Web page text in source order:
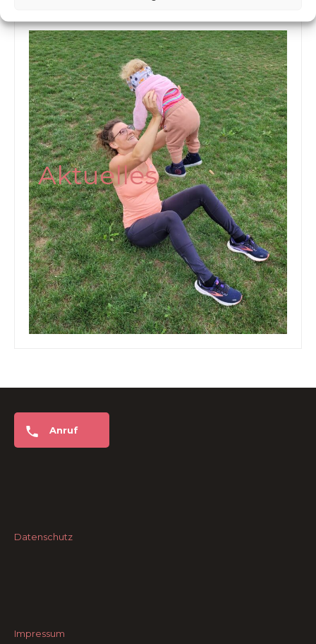
Aktuelles
Anruf
Datenschutz
Impressum